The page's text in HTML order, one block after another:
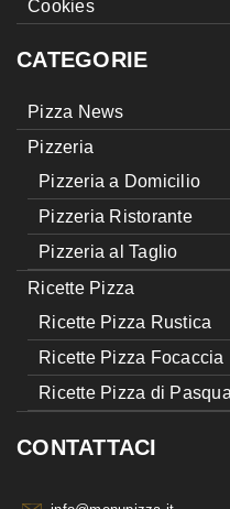
Cookies
CATEGORIE
Pizza News
Pizzeria
Pizzeria a Domicilio
Pizzeria Ristorante
Pizzeria al Taglio
Ricette Pizza
Ricette Pizza Rustica
Ricette Pizza Focaccia
Ricette Pizza di Pasqua
CONTATTACI